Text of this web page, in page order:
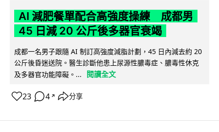
AI 減肥餐單配合高強度操練 成都男
45 日減 20 公斤後多器官衰竭
成都一名男子跟隨 AI 制訂高強度減脂計劃，45 日內減去約 20
公斤後昏迷送院。醫生診斷他患上尿源性膿毒症、膿毒性休克
及多器官功能障礙。...
閱讀全文
23 4 ↗ 分享